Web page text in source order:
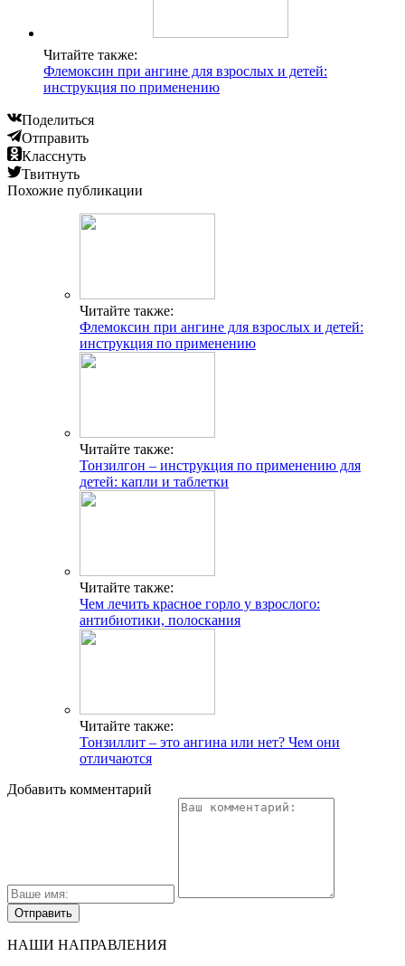
Читайте также:
Флемоксин при ангине для взрослых и детей:
инструкция по применению
Поделиться
Отправить
Класснуть
Твитнуть
Похожие публикации
Читайте также:
Флемоксин при ангине для взрослых и детей:
инструкция по применению
Читайте также:
Тонзилгон – инструкция по применению для
детей: капли и таблетки
Читайте также:
Чем лечить красное горло у взрослого:
антибиотики, полоскания
Читайте также:
Тонзиллит – это ангина или нет? Чем они
отличаются
Добавить комментарий
НАШИ НАПРАВЛЕНИЯ